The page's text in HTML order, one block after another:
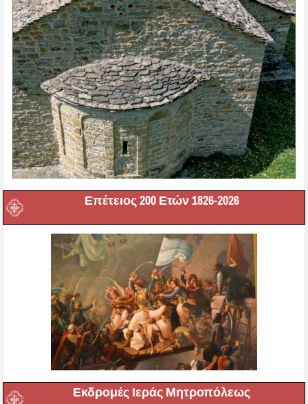
Επέτειος 200 Ετών 1826-2026
Εκδρομές Ιεράς Μητροπόλεως